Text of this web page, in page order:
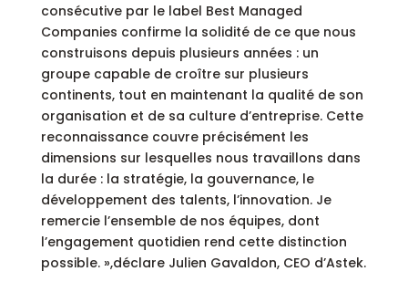
consécutive par le label Best Managed
Companies confirme la solidité de ce que nous
construisons depuis plusieurs années : un
groupe capable de croître sur plusieurs
continents, tout en maintenant la qualité de son
organisation et de sa culture d’entreprise. Cette
reconnaissance couvre précisément les
dimensions sur lesquelles nous travaillons dans
la durée : la stratégie, la gouvernance, le
développement des talents, l’innovation. Je
remercie l’ensemble de nos équipes, dont
l’engagement quotidien rend cette distinction
possible. »,déclare Julien Gavaldon, CEO d’Astek.